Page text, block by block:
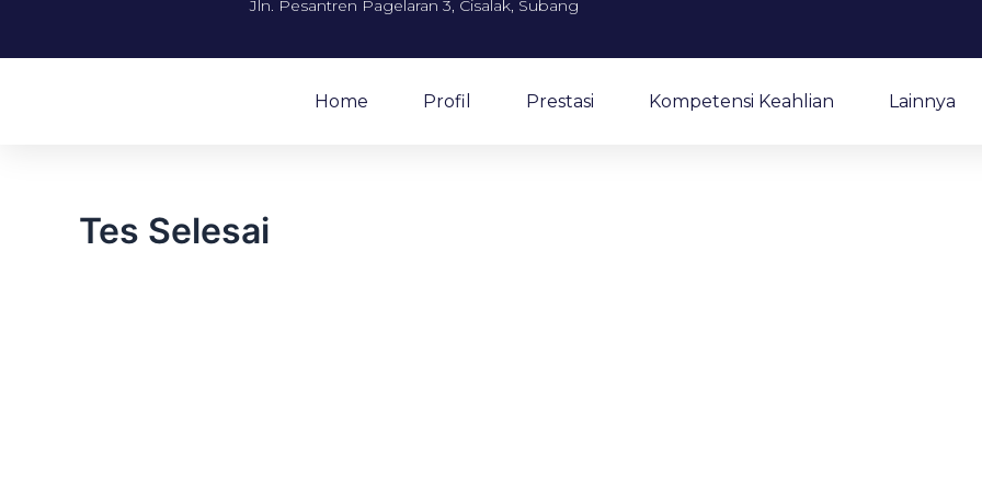
Jln. Pesantren Pagelaran 3, Cisalak, Subang
Home Profil Prestasi Kompetensi Keahlian Lainnya
Tes Selesai